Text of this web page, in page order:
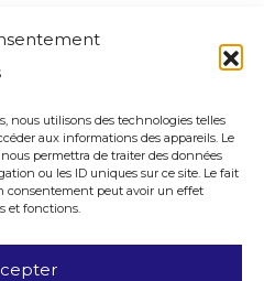
nous utilisons des technologies telles
aux informations des appareils. Le
permettra de traiter des données
ou les ID uniques sur ce site. Le fait
consentement peut avoir un effet
et fonctions.